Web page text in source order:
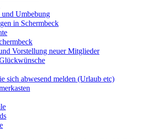
Umbebung
in Schermbeck
Vorstellung neuer Mitglieder
abwesend melden (Urlaub etc)